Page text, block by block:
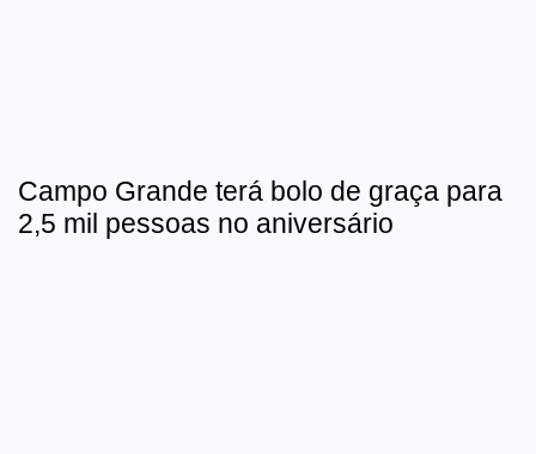
Campo Grande terá bolo de graça para
2,5 mil pessoas no aniversário